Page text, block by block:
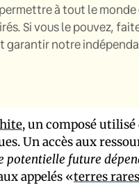
à tout le
Si vous le pouvez,
garantir notre
, un composé utilisé
Un accès aux
potentielle future
appelés «terres rares